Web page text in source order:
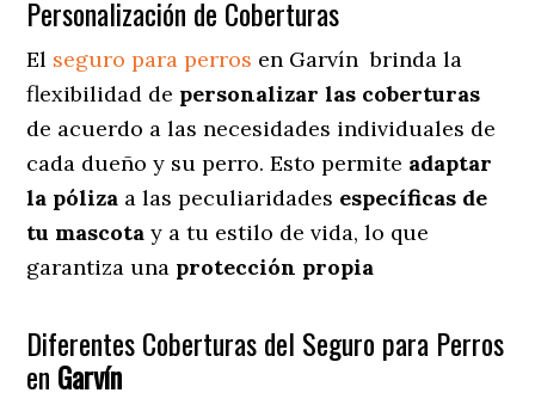
Personalización de Coberturas
El seguro para perros en Garvín brinda la
flexibilidad de personalizar las coberturas
de acuerdo a las necesidades individuales de
cada dueño y su perro. Esto permite adaptar
la póliza a las peculiaridades específicas de
tu mascota y a tu estilo de vida, lo que
garantiza una protección propia
Diferentes Coberturas del Seguro para Perros
en Garvín